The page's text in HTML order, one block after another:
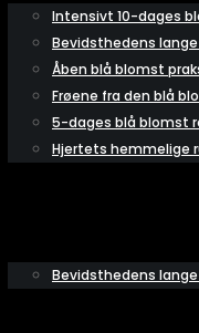
Intensivt 10-dages
Bevidsthedens
Åben blå blomst
Frøene fra den blå
5-dages blå blomst
Hjertets hemmelige
Bevidsthedens lange